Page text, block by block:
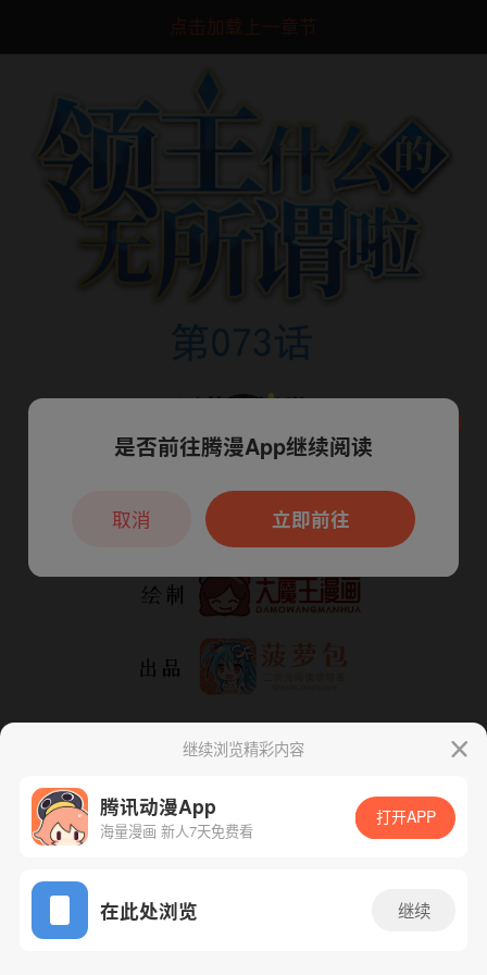
点击加载上一章节
App免费看
下一话
继续浏览精彩内容
腾讯动漫App
海量漫画 新人7天免费看
打开APP
在此处浏览 继续
本章节仅支持App阅读，可打开App新用
户7天免费看
是否前往腾漫App继续阅读
立即前往
取消